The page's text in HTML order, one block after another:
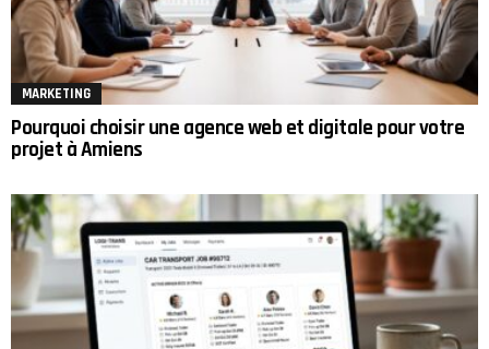
MARKETING
Pourquoi choisir une agence web et digitale pour votre
projet à Amiens